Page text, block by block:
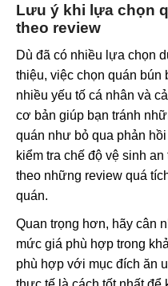
Lưu ý khi lựa chọn
theo review
Dù đã có nhiều lựa chọn
thiệu, việc chọn quán bún
nhiều yếu tố cá nhân và
cơ bản giúp bạn tránh
quán như bỏ qua phản
kiểm tra chế độ vệ sinh
theo những review quá
quán.
Quan trọng hơn, hãy cân
mức giá phù hợp trong
phù hợp với mục đích ăn